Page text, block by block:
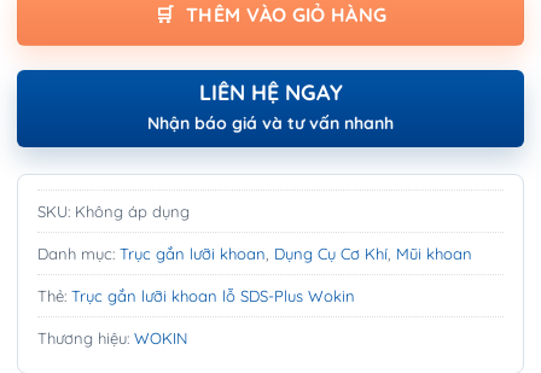
THÊM VÀO GIỎ HÀNG
LIÊN HỆ NGAY
Nhận báo giá và tư vấn nhanh
SKU: Không áp dụng
Danh mục: Trục gắn lưỡi khoan Dụng Cụ Cơ Khí Mũi khoan
Thẻ: Trục gắn lưỡi khoan lỗ SDS-Plus Wokin
Thương hiệu: WOKIN